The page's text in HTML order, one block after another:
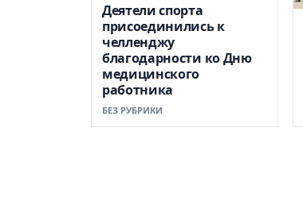
Деятели спорта
присоединились к
челленджу
благодарности ко Дню
медицинского
работника
БЕЗ РУБРИКИ